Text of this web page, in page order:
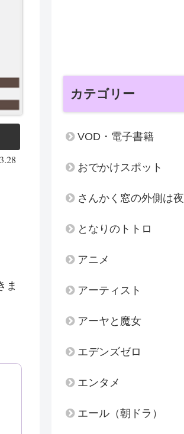
ま
カテゴリー
VOD・電子書籍
おでかけスポット
さんかく窓の外側は夜
となりのトトロ
アニメ
アーティスト
アーヤと魔女
エデンズゼロ
エンタメ
エール（朝ドラ）